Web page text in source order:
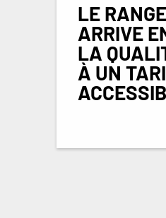
LE
ARRIVE
LA
À UN